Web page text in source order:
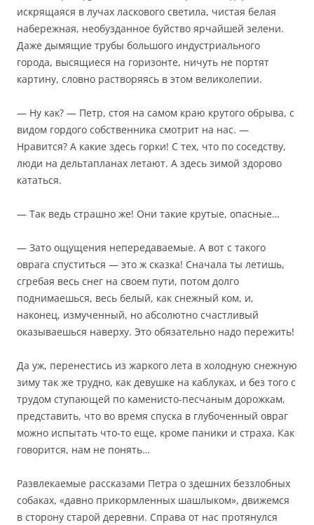
искрящаяся в лучах ласкового светила, чистая белая
набережная, необузданное буйство ярчайшей зелени.
Даже дымящие трубы большого индустриального
города, высящиеся на горизонте, ничуть не портят
картину, словно растворяясь в этом великолепии.
— Ну как? — Петр, стоя на самом краю крутого обрыва, с
видом гордого собственника смотрит на нас. —
Нравится? А какие здесь горки! С тех, что по соседству,
люди на дельтапланах летают. А здесь зимой здорово
кататься.
— Так ведь страшно же! Они такие крутые, опасные…
— Зато ощущения непередаваемые. А вот с такого
оврага спуститься — это ж сказка! Сначала ты летишь,
сгребая весь снег на своем пути, потом долго
поднимаешься, весь белый, как снежный ком, и,
наконец, измученный, но абсолютно счастливый
оказываешься наверху. Это обязательно надо пережить!
Да уж, перенестись из жаркого лета в холодную снежную
зиму так же трудно, как девушке на каблуках, и без того с
трудом ступающей по каменисто-песчаным дорожкам,
представить, что во время спуска в глубоченный овраг
можно испытать что-то еще, кроме паники и страха. Как
говорится, нам не понять…
Развлекаемые рассказами Петра о здешних беззлобных
собаках, «давно прикормленных шашлыком», движемся
в сторону старой деревни. Справа от нас протянулся